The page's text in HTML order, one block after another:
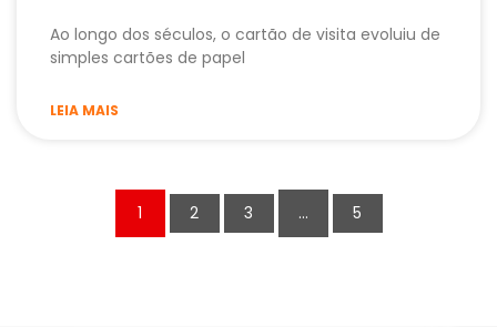
Ao longo dos séculos, o cartão de visita evoluiu de
simples cartões de papel
LEIA MAIS
1 2 3 … 5